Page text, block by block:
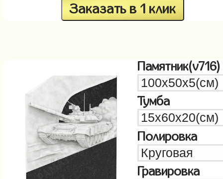
Заказать в 1 клик
Памятник(v716)
Тумба
Полировка
Гравировка